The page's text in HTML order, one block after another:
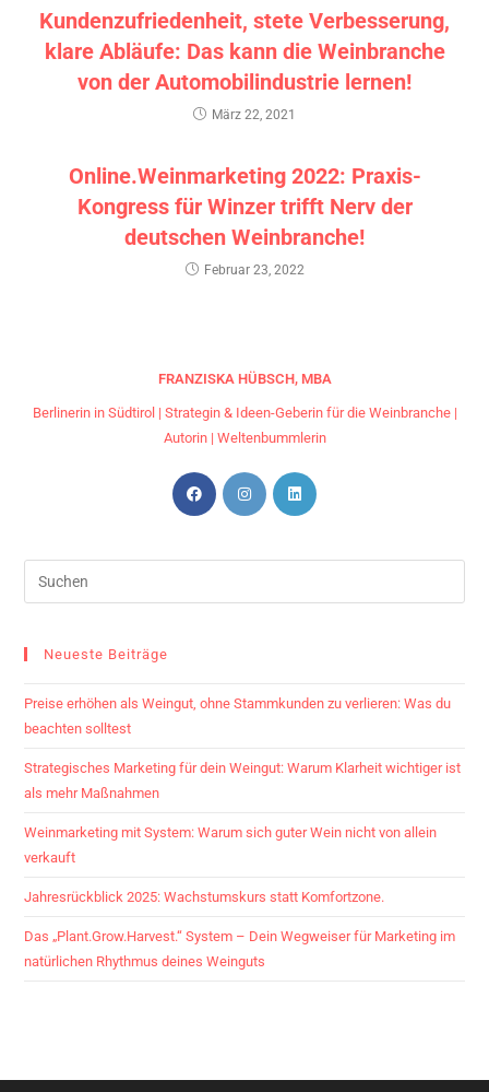
Kundenzufriedenheit, stete Verbesserung,
klare Abläufe: Das kann die Weinbranche
von der Automobilindustrie lernen!
März 22, 2021
Online.Weinmarketing 2022: Praxis-
Kongress für Winzer trifft Nerv der
deutschen Weinbranche!
Februar 23, 2022
FRANZISKA HÜBSCH, MBA
Berlinerin in Südtirol | Strategin & Ideen-Geberin für die Weinbranche |
Autorin | Weltenbummlerin
Neueste Beiträge
Preise erhöhen als Weingut, ohne Stammkunden zu verlieren: Was du
beachten solltest
Strategisches Marketing für dein Weingut: Warum Klarheit wichtiger ist
als mehr Maßnahmen
Weinmarketing mit System: Warum sich guter Wein nicht von allein
verkauft
Jahresrückblick 2025: Wachstumskurs statt Komfortzone.
Das „Plant.Grow.Harvest.“ System – Dein Wegweiser für Marketing im
natürlichen Rhythmus deines Weinguts